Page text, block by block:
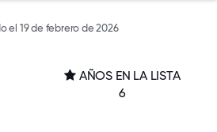
el 19 de febrero de 2026
AÑOS EN LA LISTA
6